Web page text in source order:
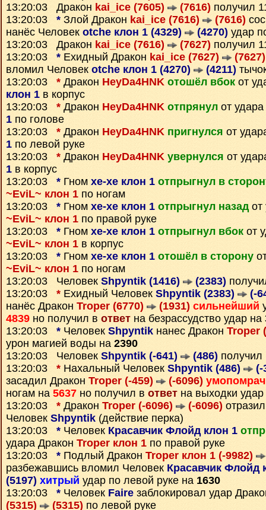
13:20:03 Дракон kai_ice (7605) (7616) получил
13:20:03 * Злой Дракон kai_ice (7616) (7616)
нанёс Человек otche клон 1 (4329) (4270) удар
13:20:03 Дракон kai_ice (7616) (7627) получил
13:20:03 * Ехидный Дракон kai_ice (7627) (7627)
вломил Человек otche клон 1 (4270) (4211)
13:20:03 * Дракон HeyDa4HNK отошёл вбок от
клон 1 в корпус
13:20:03 * Дракон HeyDa4HNK отпрянул от
1 по голове
13:20:03 * Дракон HeyDa4HNK пригнулся от
1 по левой руке
13:20:03 * Дракон HeyDa4HNK увернулся от
1 в корпус
13:20:03 * Гном xe-xe клон 1 отпрыгнул в
~EviL~ клон 1 по ногам
13:20:03 * Гном xe-xe клон 1 отпрыгнул назадот
~EviL~ клон 1 по правой руке
13:20:03 * Гном xe-xe клон 1 отпрыгнул вбок от
~EviL~ клон 1 в корпус
13:20:03 * Гном xe-xe клон 1 отошёл в сторону
~EviL~ клон 1 по ногам
13:20:03 Человек Shpyntik (1416) (2383)
13:20:03 * Ехидный Человек Shpyntik (2383)
(-
нанёс Дракон Troper (6770) (1931) сильнейший
4839 но получил в ответ на безрассудство удар на
13:20:03 * Человек Shpyntik нанес Дракон Troper
урон магией воды на 2390
13:20:03 Человек Shpyntik (-641) (486)
13:20:03 * Нахальный Человек Shpyntik (486)
(-
засадил Дракон Troper (-459) (-6096)
ногам на 5637 но получил в ответ на выходки
13:20:03 * Дракон Troper (-6096) (-6096)
Человек Shpyntik (действие перка)
13:20:03 * Человек Красавчик Флойд клон 1
удара Дракон Troper клон 1 по правой руке
13:20:03 * Подлый Дракон Troper клон 1 (-9982)
разбежавшись вломил Человек Красавчик Флойд
(5197) хитрый удар по левой руке на 1630
13:20:03 * Человек Faire заблокировал удар
(5315)
(5315) по левой руке